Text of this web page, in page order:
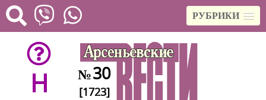
РУБРИКИ
H №30
[1723]